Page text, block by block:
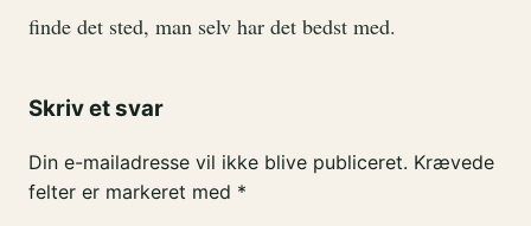
finde det sted, man selv har det bedst med.
Skriv et svar
Din e-mailadresse vil ikke blive publiceret. Krævede
felter er markeret med *